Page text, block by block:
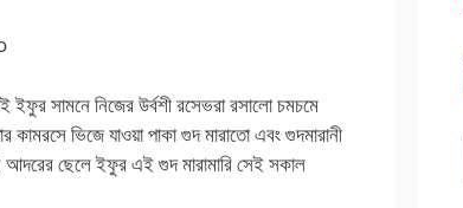
ইফুর সামনে নিজের উর্বশী রসেভরা রসালো চমচমে
ভিজে যাওয়া পাকা গুদ মারাতো এবং গুদমারানী
আদরের ছেলে ইফুর এই গুদ মারামারি সেই সকাল